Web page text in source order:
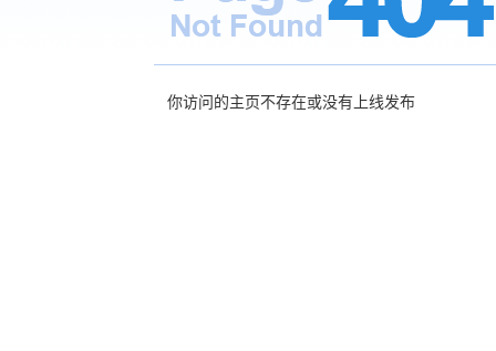
你访问的主页不存在或没有上线发布